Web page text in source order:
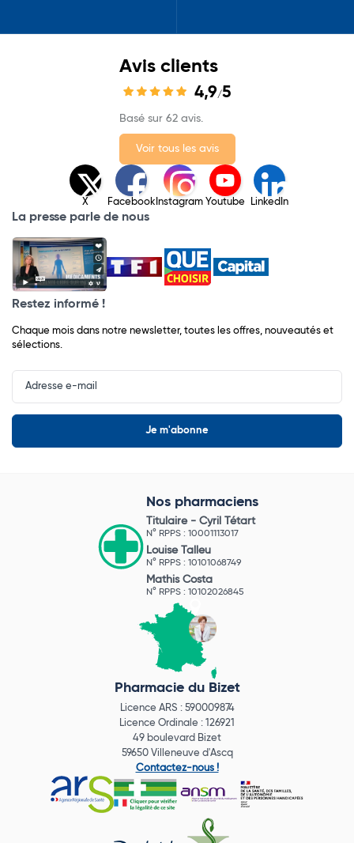
Avis clients
4,9/5
Basé sur 62 avis.
Voir tous les avis
X Facebook Instagram Youtube LinkedIn
La presse parle de nous
Restez informé !
Chaque mois dans notre newsletter, toutes les offres, nouveautés et
sélections.
Input
Newsletter
Nos pharmaciens
Titulaire - Cyril Tétart
N° RPPS : 10001113017
Louise Talleu
N° RPPS : 10101068749
Mathis Costa
N° RPPS : 10102026845
Pharmacie du Bizet
Licence ARS : 590009874
Licence Ordinale : 126921
49 boulevard Bizet
59650 Villeneuve d'Ascq
Contactez-nous !